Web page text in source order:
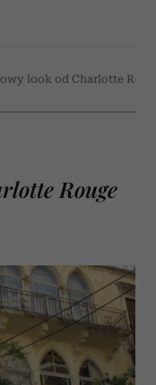
look od Charlotte
Rouge